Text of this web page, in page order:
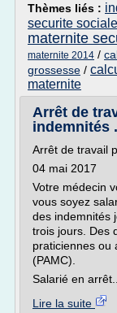
Thèmes liés :
securite sociale
maternite
maternite 2014 /
grossesse /
maternite
Arrêt de
indemnités
Arrêt de travail
04 mai 2017
Votre médecin
vous soyez
des indemnités
trois jours. Des
praticiennes ou
(PAMC).
Salarié en arrêt...
Lire la suite